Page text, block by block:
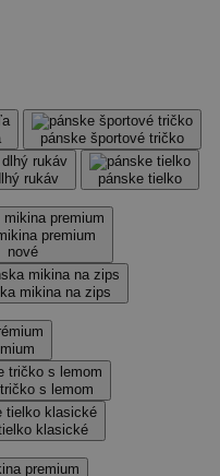
pánske športové tričko
rukáv pánske tielko
premium
nové
mikina na zips
s lemom
klasické